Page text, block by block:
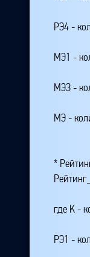
РЭ4 -
МЭ1 -
МЭЗ -
МЭ -
*
где K -
РЭ1 -